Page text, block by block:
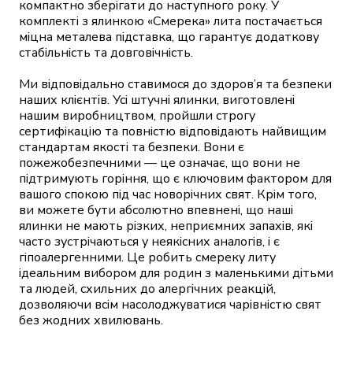
компактно зберігати до наступного року. У
комплекті з ялинкою «Смерека» лита постачається
міцна металева підставка, що гарантує додаткову
стабільність та довговічність.
Ми відповідально ставимося до здоров’я та безпеки
наших клієнтів. Усі штучні ялинки, виготовлені
нашим виробництвом, пройшли строгу
сертифікацію та повністю відповідають найвищим
стандартам якості та безпеки. Вони є
пожежобезпечними — це означає, що вони не
підтримують горіння, що є ключовим фактором для
вашого спокою під час новорічних свят. Крім того,
ви можете бути абсолютно впевнені, що наші
ялинки не мають різких, неприємних запахів, які
часто зустрічаються у неякісних аналогів, і є
гіпоалергенними. Це робить смереку литу
ідеальним вибором для родин з маленькими дітьми
та людей, схильних до алергічних реакцій,
дозволяючи всім насолоджуватися чарівністю свят
без жодних хвилювань.